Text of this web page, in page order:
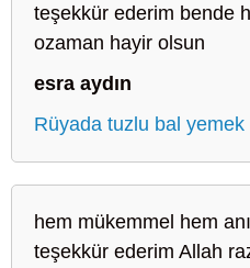
teşekkür ederim bende
ozaman hayir olsun
esra aydın
Rüyada tuzlu bal yemek
hem mükemmel hem
teşekkür ederim Allah